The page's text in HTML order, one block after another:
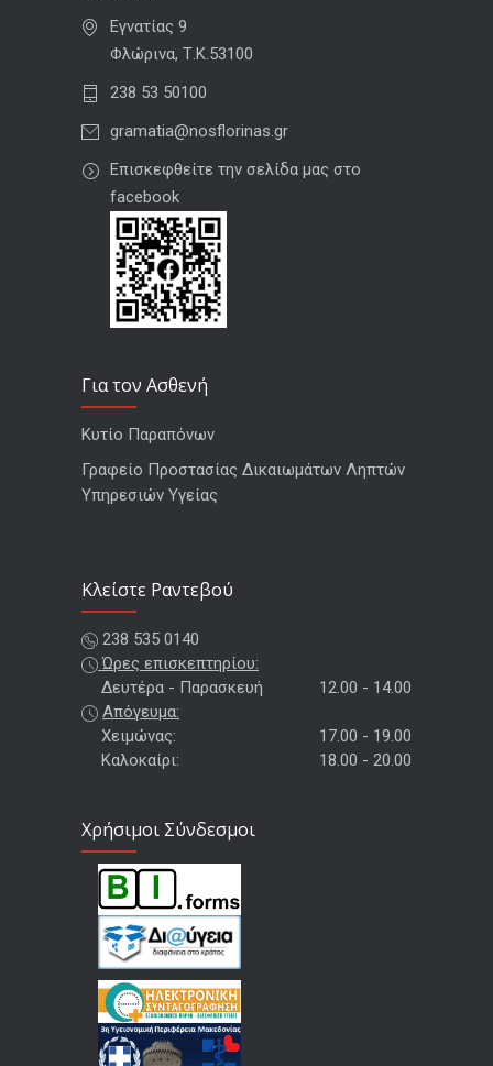
Εγνατίας 9
Φλώρινα, Τ.Κ.53100
238 53 50100
gramatia@nosflorinas.gr
Επισκεφθείτε την σελίδα μας στο
facebook
Για τον Ασθενή
Κυτίο Παραπόνων
Γραφείο Προστασίας Δικαιωμάτων Ληπτών
Υπηρεσιών Υγείας
Kλείστε Ραντεβού
238 535 0140
Ώρες επισκεπτηρίου:
Δευτέρα - Παρασκευή
12.00 - 14.00
Απόγευμα:
Χειμώνας:
17.00 - 19.00
Καλοκαίρι:
18.00 - 20.00
Χρήσιμοι Σύνδεσμοι